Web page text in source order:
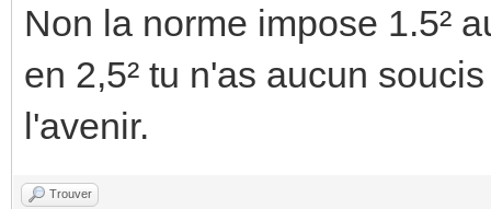
Non la norme impose 1.5²
en 2,5² tu n'as aucun
l'avenir.
Trouver